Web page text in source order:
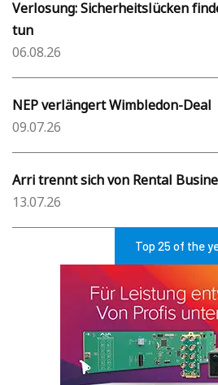
Verlosung: Sicherheitslücken
tun
06.08.26
NEP verlängert Wimbledon-Deal
09.07.26
Arri trennt sich von Rental
13.07.26
Top 25 of the